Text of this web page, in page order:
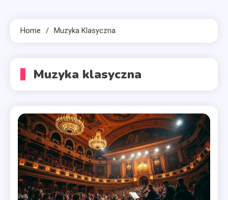
Home Muzyka Klasyczna
Muzyka klasyczna